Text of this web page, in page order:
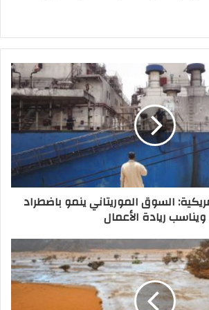
السوق الموريتاني ينمو باضطراد
ويناسب ريادة الأعمال